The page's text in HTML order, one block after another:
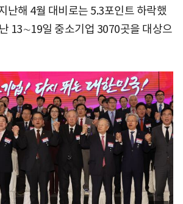
난해 4월 대비로는 5.3포인트 하락했
13∼19일 중소기업 3070곳을 대상으